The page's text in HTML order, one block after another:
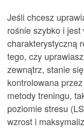
Jeśli chcesz
rośnie szybko i
charakterystyczną
tego, czy
zewnątrz, stanie
kontrolowana
metody treningu,
poziomie stresu
wzrost i